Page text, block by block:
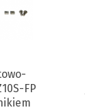
FP